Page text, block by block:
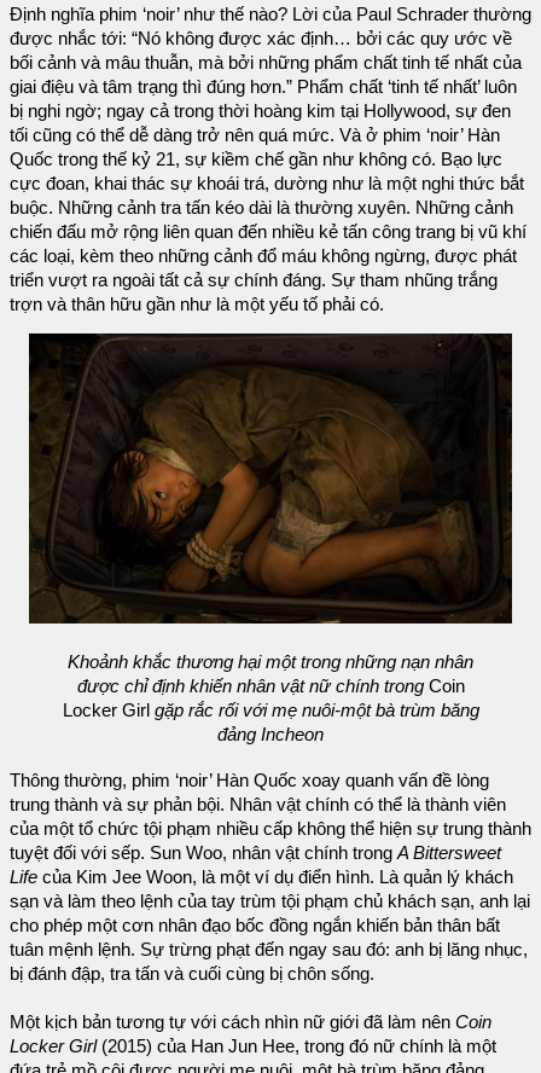
Định nghĩa phim ‘noir’ như thế nào? Lời của Paul Schrader thường
được nhắc tới: “Nó không được xác định… bởi các quy ước về
bối cảnh và mâu thuẫn, mà bởi những phẩm chất tinh tế nhất của
giai điệu và tâm trạng thì đúng hơn.” Phẩm chất ‘tinh tế nhất’ luôn
bị nghi ngờ; ngay cả trong thời hoàng kim tại Hollywood, sự đen
tối cũng có thể dễ dàng trở nên quá mức. Và ở phim ‘noir’ Hàn
Quốc trong thế kỷ 21, sự kiềm chế gần như không có. Bạo lực
cực đoan, khai thác sự khoái trá, dường như là một nghi thức bắt
buộc. Những cảnh tra tấn kéo dài là thường xuyên. Những cảnh
chiến đấu mở rộng liên quan đến nhiều kẻ tấn công trang bị vũ khí
các loại, kèm theo những cảnh đổ máu không ngừng, được phát
triển vượt ra ngoài tất cả sự chính đáng. Sự tham nhũng trắng
trợn và thân hữu gần như là một yếu tố phải có.
Khoảnh khắc thương hại một trong những nạn nhân
được chỉ định khiến nhân vật nữ chính trongCoin
Locker Girl gặp rắc rối với mẹ nuôi-một bà trùm băng
đảng Incheon
Thông thường, phim ‘noir’ Hàn Quốc xoay quanh vấn đề lòng
trung thành và sự phản bội. Nhân vật chính có thể là thành viên
của một tổ chức tội phạm nhiều cấp không thể hiện sự trung thành
tuyệt đối với sếp. Sun Woo, nhân vật chính trong A Bittersweet
Life của Kim Jee Woon, là một ví dụ điển hình. Là quản lý khách
sạn và làm theo lệnh của tay trùm tội phạm chủ khách sạn, anh lại
cho phép một cơn nhân đạo bốc đồng ngắn khiến bản thân bất
tuân mệnh lệnh. Sự trừng phạt đến ngay sau đó: anh bị lăng nhục,
bị đánh đập, tra tấn và cuối cùng bị chôn sống.
Một kịch bản tương tự với cách nhìn nữ giới đã làm nên Coin
Locker Girl(2015) của Han Jun Hee, trong đó nữ chính là một